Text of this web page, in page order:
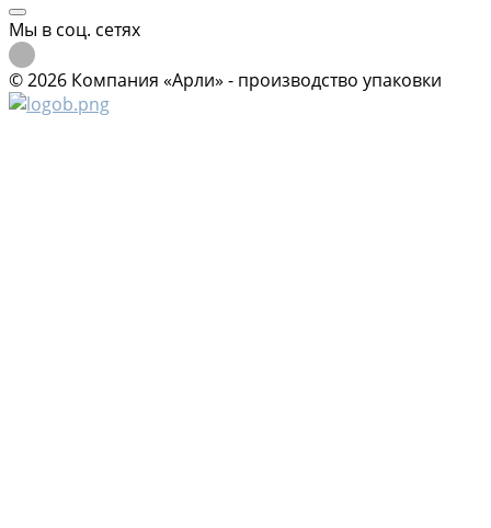
Мы в соц. сетях
© 2026 Компания «Арли» - производство упаковки